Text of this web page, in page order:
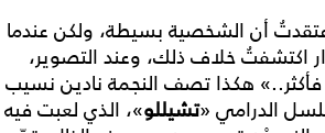
أن الشخصية بسيطة، ولكن عندما
اكتشفتُ خلاف ذلك، وعند التصوير،
هكذا تصف النجمة نادين نسيب
الدرامي «تشيللو»، الذي لعبت فيه